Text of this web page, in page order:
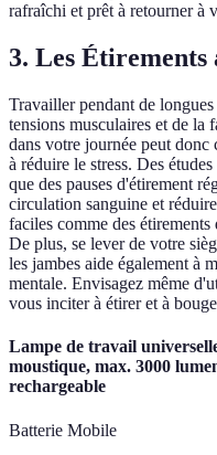
rafraîchi et prêt à retourner à
3. Les Étirements
Travailler pendant de
tensions musculaires et de la
dans votre journée peut
à réduire le stress. Des
que des pauses d'étirement
circulation sanguine et
faciles comme des
De plus, se lever de votre
les jambes aide également à
mentale. Envisagez même
vous inciter à étirer et à
Lampe de travail
moustique, max. 3000
rechargeable
Batterie Mobile